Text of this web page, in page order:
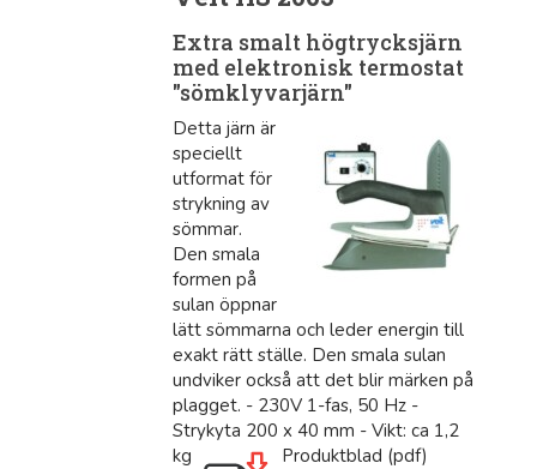
Extra smalt högtrycksjärn
med elektronisk termostat
"sömklyvarjärn"
Detta järn är
speciellt
utformat för
strykning av
sömmar.
Den smala
formen på
sulan öppnar
lätt sömmarna och leder energin till
exakt rätt ställe. Den smala sulan
undviker också att det blir märken på
plagget. - 230V 1-fas, 50 Hz -
Strykyta 200 x 40 mm - Vikt: ca 1,2
kg
Produktblad (pdf)